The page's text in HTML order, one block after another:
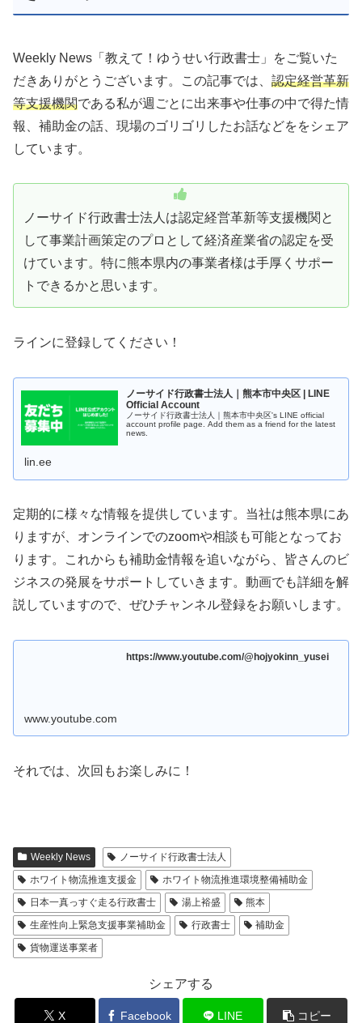
Weekly News「教えて！ゆうせい行政書士」をご覧いた
だきありがとうございます。この記事では、 認定経営革新
等支援機関である私が週ごとに出来事や仕事の中で得た情
報、補助金の話、現場のゴリゴリしたお話などををシェア
しています。
ノーサイド行政書士法人は認定経営革新等支援機関と
して事業計画策定のプロとして経済産業省の認定を受
けています。特に熊本県内の事業者様は手厚くサポー
トできるかと思います。
ラインに登録してください！
ノーサイド行政書士法人｜熊本市中央区 | LINE
Official Account
ノーサイド行政書士法人｜熊本市中央区's LINE official
account profile page. Add them as a friend for the latest
news.
lin.ee
定期的に様々な情報を提供しています。当社は熊本県にあ
りますが、オンラインでのzoomや相談も可能となってお
ります。これからも補助金情報を追いながら、皆さんのビ
ジネスの発展をサポートしていきます。動画でも詳細を解
説していますので、ぜひチャンネル登録をお願いします。
https://www.youtube.com/@hojyokinn_yusei
www.youtube.com
それでは、次回もお楽しみに！
Weekly News
ノーサイド行政書士法人
ホワイト物流推進支援金
ホワイト物流推進環境整備補助金
日本一真っすぐ走る行政書士
湯上裕盛
熊本
生産性向上緊急支援事業補助金
行政書士
補助金
貨物運送事業者
シェアする
X Facebook LINE コピー